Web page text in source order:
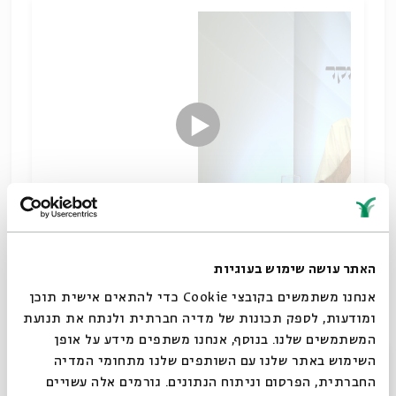
האתר עושה שימוש בעוגיות
אנחנו משתמשים בקובצי Cookie כדי להתאים אישית תוכן
ומודעות, לספק תכונות של מדיה חברתית ולנתח את תנועת
המשתמשים שלנו. בנוסף, אנחנו משתפים מידע על אופן
השימוש באתר שלנו עם השותפים שלנו מתחומי המדיה
החברתית, הפרסום וניתוח הנתונים. גורמים אלה עשויים
האם מדינה רשאית לחייב את אזרחיה לפעול
בסולידריות? כיצד יפעל אדם כאשר הצלת נפש כרוכה
בסיכון נפשו שלו?
סודו של המשפט העברי
הורדת מקורות
שיתוף
משפט עברי
סגור